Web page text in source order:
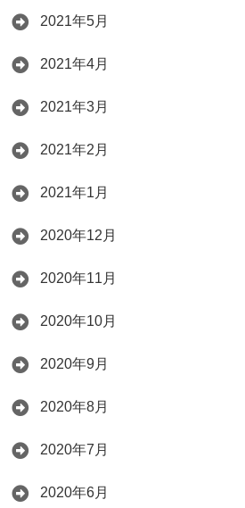
2021年5月
2021年4月
2021年3月
2021年2月
2021年1月
2020年12月
2020年11月
2020年10月
2020年9月
2020年8月
2020年7月
2020年6月